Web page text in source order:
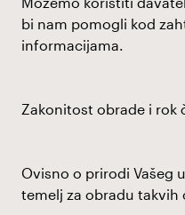
bi nam pomogli kod
informacijama.
Zakonitost obrade i rok
Ovisno o prirodi Vašeg
temelj za obradu